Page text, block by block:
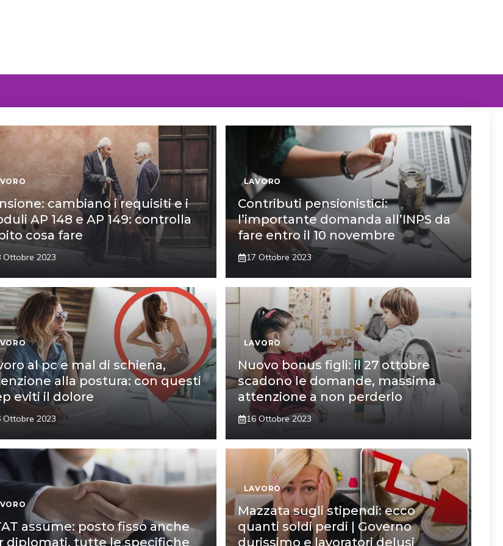
cambiano i requisiti e i
AP 148 e AP 149: controlla
cosa fare
Ottobre 2023
LAVORO
Contributi pensionistici:
l’importante domanda all’INPS da
fare entro il 10 novembre
17 Ottobre 2023
al pc e mal di schiena,
alla postura: con questi
eviti il dolore
Ottobre 2023
LAVORO
Nuovo bonus figli: il 27 ottobre
scadono le domande, massima
attenzione a non perderlo
16 Ottobre 2023
assume: posto fisso anche
diplomati, tutte le specifiche
LAVORO
Mazzata sugli stipendi: ecco
quanti soldi perdi | Governo
durissimo e lavoratori delusi